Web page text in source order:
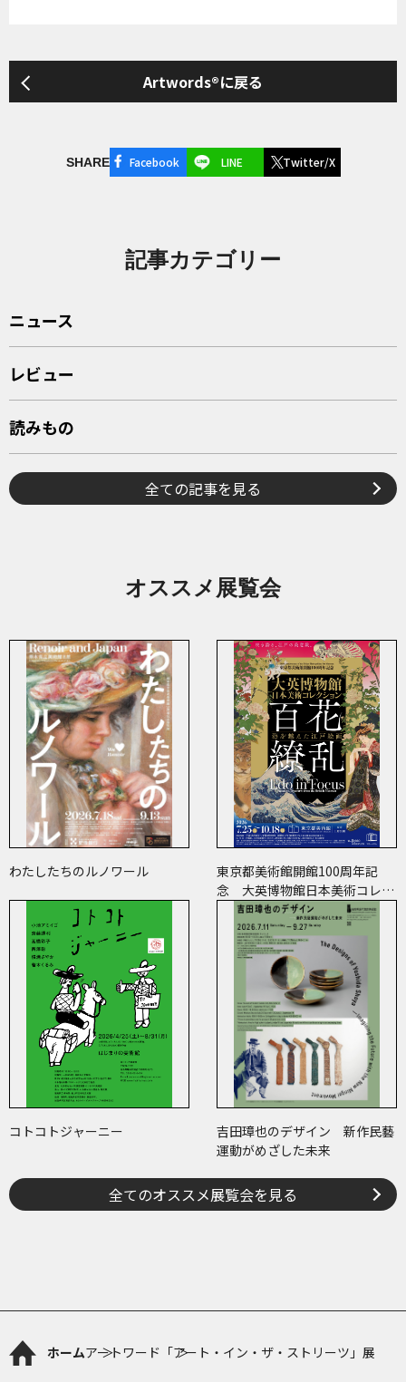
Artwords®に戻る
SHARE Facebook LINE Twitter/X
記事カテゴリー
ニュース
レビュー
読みもの
全ての記事を見る
オススメ展覧会
わたしたちのルノワール
東京都美術館開館100周年記
念 大英博物館日本美術コレク
ション 百花繚乱～海を越えた
江戸絵画
コトコトジャーニー
吉田璋也のデザイン 新作民藝
運動がめざした未来
全てのオススメ展覧会を見る
ホームアートワード 「アート・イン・ザ・ストリーツ」展